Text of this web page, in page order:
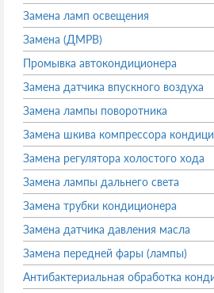
Замена ламп освещения
Замена (ДМРВ)
Промывка автокондиционера
Замена датчика впускного воздуха
Замена лампы поворотника
Замена шкива компрессора
Замена регулятора холостого хода
Замена лампы дальнего света
Замена трубки кондиционера
Замена датчика давления масла
Замена передней фары (лампы)
Антибактериальная обработка